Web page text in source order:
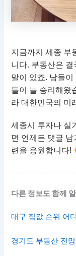
지금까지 세종 부
니다. 부동산은
말이 있죠. 남들
들이 늘 승리해왔
라 대한민국의 미
세종시 투자나 실
면 언제든 댓글
련을 응원합니다!
다른 정보도 함께
대구 집값 순위 어
경기도 부동산 전